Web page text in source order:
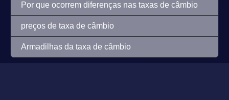
Por que ocorrem diferenças nas taxas de câmbio
preços de taxa de câmbio
Armadilhas da taxa de câmbio